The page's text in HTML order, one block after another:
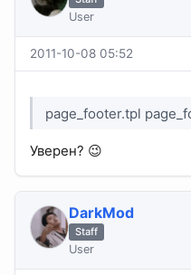
User
2011-10-08 05:52
page_footer.tpl
Уверен? 😉
DarkMod
Staff
User